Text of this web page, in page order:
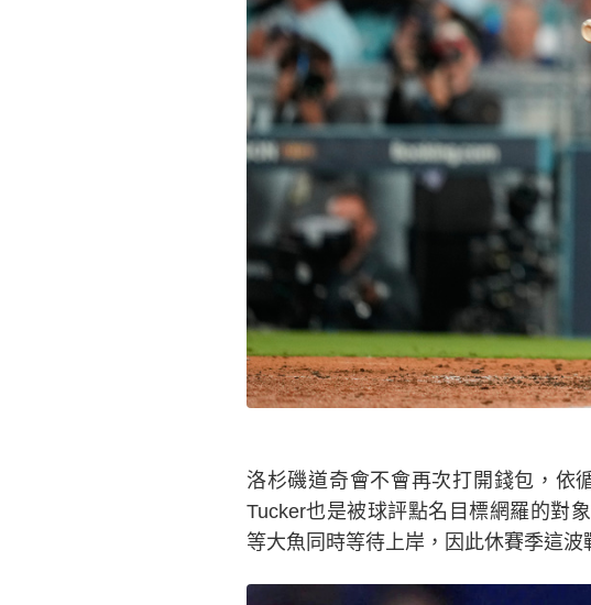
洛杉磯道奇會不會再次打開錢包，依
Tucker也是被球評點名目標網羅的對
等大魚同時等待上岸，因此休賽季這